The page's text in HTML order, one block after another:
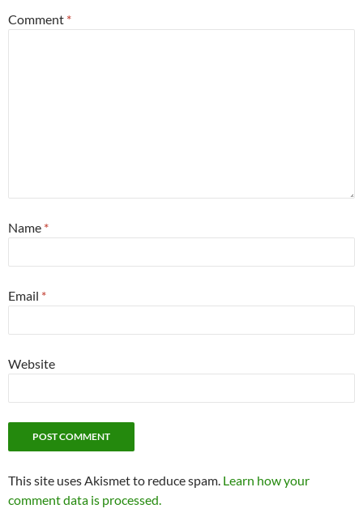
Comment *
Name *
Email *
Website
This site uses Akismet to reduce spam. Learn how your
comment data is processed.